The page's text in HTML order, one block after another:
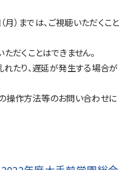
）までは、ご視聴いただくこと
だくことはできません。
たり、遅延が発生する場合が
操作方法等のお問い合わせに